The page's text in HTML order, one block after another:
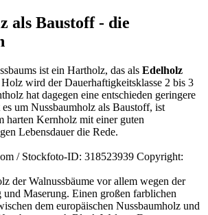
als Baustoff - die
ist ein Hartholz, das als Edelholz
Holz wird der Dauerhaftigkeitsklasse 2 bis 3
hat dagegen eine entschieden geringere
um Nussbaumholz als Baustoff, ist
harten Kernholz mit einer guten
Lebensdauer die Rede.
/ Stockfoto-ID: 318523939 Copyright:
der Walnussbäume vor allem wegen der
und Maserung. Einen großen farblichen
dem europäischen Nussbaumholz und